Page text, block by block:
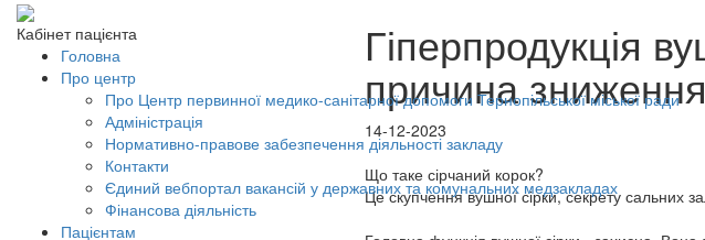
Кабінет пацієнта
Головна
Про центр
Про Центр первинної медико-санітарної допомоги Тернопільської міської ради
Адміністрація
Нормативно-правове забезпечення діяльності закладу
Контакти
Єдиний вебпортал вакансій у державних та комунальних медзакладах
Фінансова діяльність
Пацієнтам
Гіперпродукція
причина
14-12-2023
Що таке сірчаний корок?
Це скупчення вушної сірки, секрету сальних